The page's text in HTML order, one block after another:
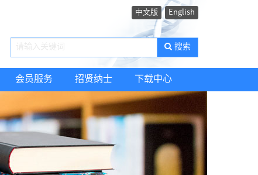
中文版 English
搜索
会员服务 招贤纳士 下载中心